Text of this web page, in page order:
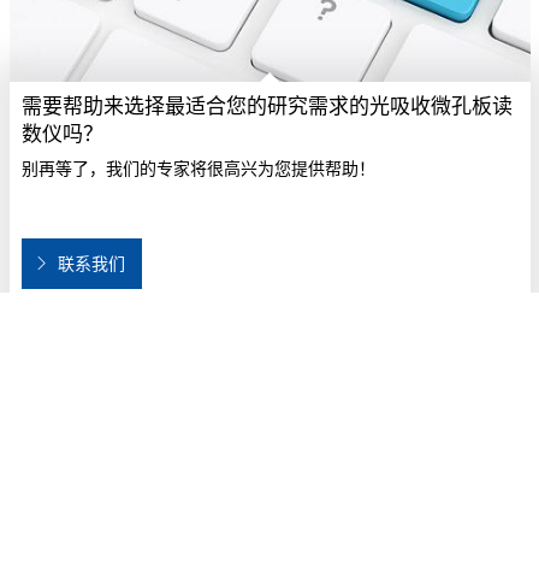
需要帮助来选择最适合您的研究需求的光吸收微孔板读
数仪吗？
别再等了，我们的专家将很高兴为您提供帮助！
联系我们